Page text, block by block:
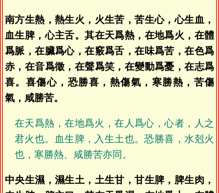
南方生熱，熱生火，火生苦，苦生心，心生血，
血生脾，心主舌。其在天爲熱，在地爲火，在體
爲脈，在臟爲心，在竅爲舌，在味爲苦，在色爲
赤，在音爲徵，在聲爲笑，在變動爲憂，在志爲
喜。喜傷心，恐勝喜，熱傷氣，寒勝熱，苦傷
氣，咸勝苦。
在天爲熱，在地爲火，在人爲心，心者，人之
君火也。血生脾，入生土也。恐勝喜，水剋火
也，寒勝熱、咸勝苦亦同。
中央生濕，濕生土，土生甘，甘生脾，脾生肉，